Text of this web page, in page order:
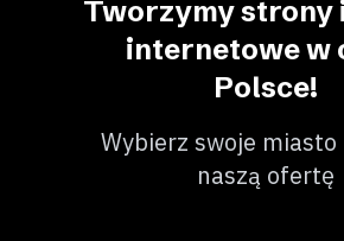
Tworzymy strony
internetowe w
Polsce!
Wybierz swoje miasto
naszą ofertę